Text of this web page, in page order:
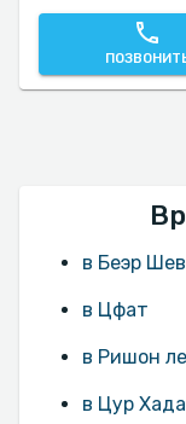
в Беэр
в Цфат
в Ришон
в Цур